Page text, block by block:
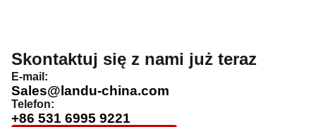
Skontaktuj się z nami już teraz
E-mail:
Sales@landu-china.com
Telefon:
+86 531 6995 9221